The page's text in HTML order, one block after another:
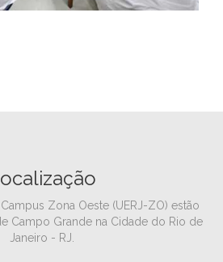
Zona Oeste (UERJ-ZO) estão
Campo Grande na Cidade do Rio de
Janeiro - RJ.